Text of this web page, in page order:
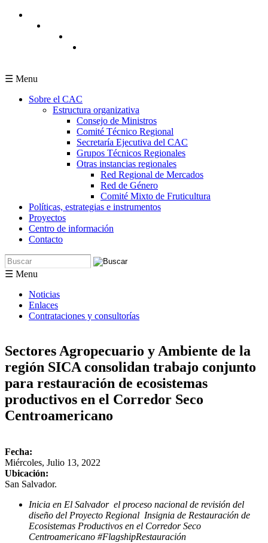
Pasar al contenido principal
☰ Menu
Sobre el CAC
Estructura organizativa
Consejo de Ministros
Comité Técnico Regional
Secretaría Ejecutiva del CAC
Grupos Técnicos Regionales
Otras instancias regionales
Red Regional de Mercados
Red de Género
Comité Mixto de Fruticultura
Políticas, estrategias e instrumentos
Proyectos
Centro de información
Contacto
Formulario de búsqueda
Buscar
☰ Menu
Noticias
Enlaces
Contrataciones y consultorías
Sectores Agropecuario y Ambiente de la
región SICA consolidan trabajo conjunto
para restauración de ecosistemas
productivos en el Corredor Seco
Centroamericano
Fecha:
Miércoles, Julio 13, 2022
Ubicación:
San Salvador.
Inicia en El Salvador el proceso nacional de revisión del
diseño del Proyecto Regional Insignia de Restauración de
Ecosistemas Productivos en el Corredor Seco
Centroamericano #FlagshipRestauración